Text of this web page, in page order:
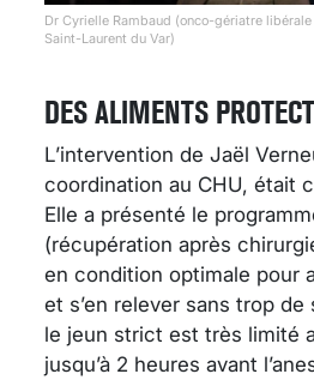
Dr Cyrielle Rambaud (onco-gériatre
Saint-Laurent du Var)
DES ALIMENTS
L’intervention de Jaël
coordination au CHU, était
Elle a présenté le
(récupération après
en condition optimale pour
et s’en relever sans trop
le jeun strict est très limité
jusqu’à 2 heures avant